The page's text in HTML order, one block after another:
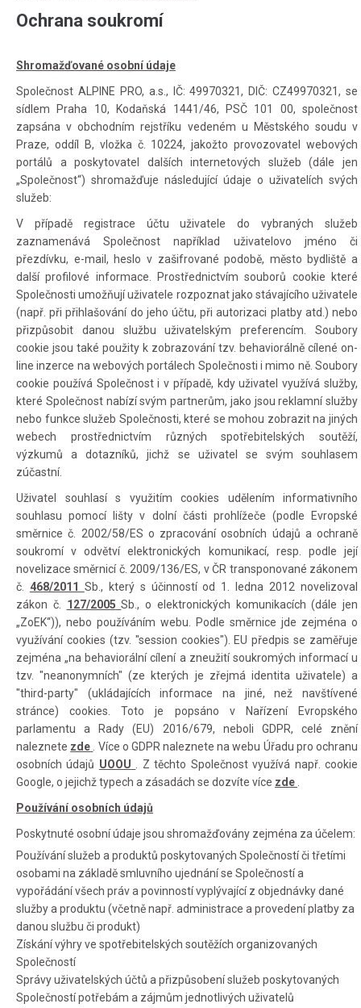
Ochrana soukromí
Shromažďované osobní údaje
Společnost ALPINE PRO, a.s., IČ: 49970321, DIČ: CZ49970321, se
sídlem Praha 10, Kodaňská 1441/46, PSČ 101 00, společnost
zapsána v obchodním rejstříku vedeném u Městského soudu v
Praze, oddíl B, vložka č. 10224, jakožto provozovatel webových
portálů a poskytovatel dalších internetových služeb (dále jen
„Společnost“) shromažďuje následující údaje o uživatelích svých
služeb:
V případě registrace účtu uživatele do vybraných služeb
zaznamenává Společnost například uživatelovo jméno či
přezdívku, e-mail, heslo v zašifrované podobě, město bydliště a
další profilové informace. Prostřednictvím souborů cookie které
Společnosti umožňují uživatele rozpoznat jako stávajícího uživatele
(např. při přihlašování do jeho účtu, při autorizaci platby atd.) nebo
přizpůsobit danou službu uživatelským preferencím. Soubory
cookie jsou také použity k zobrazování tzv. behaviorálně cílené on-
line inzerce na webových portálech Společnosti i mimo ně. Soubory
cookie používá Společnost i v případě, kdy uživatel využívá služby,
které Společnost nabízí svým partnerům, jako jsou reklamní služby
nebo funkce služeb Společnosti, které se mohou zobrazit na jiných
webech prostřednictvím různých spotřebitelských soutěží,
výzkumů a dotazníků, jichž se uživatel se svým souhlasem
zúčastní.
Uživatel souhlasí s využitím cookies udělením informativního
souhlasu pomocí lišty v dolní části prohlížeče (podle Evropské
směrnice č. 2002/58/ES o zpracování osobních údajů a ochraně
soukromí v odvětví elektronických komunikací, resp. podle její
novelizace směrnicí č. 2009/136/ES, v ČR transponované zákonem
č. 468/2011
Sb., který s účinností od 1. ledna 2012 novelizoval
zákon č. 127/2005 Sb., o elektronických komunikacích (dále jen
„ZoEK“)), nebo používáním webu. Podle směrnice jde zejména o
využívání cookies (tzv. "session cookies"). EU předpis se zaměřuje
zejména „na behaviorální cílení a zneužití soukromých informací u
tzv. "neanonymních" (ze kterých je zřejmá identita uživatele) a
"third-party" (ukládajících informace na jiné, než navštívené
stránce) cookies. Toto je popsáno v Nařízení Evropského
parlamentu a Rady (EU) 2016/679, neboli GDPR, celé znění
naleznete zde
. Více o GDPR naleznete na webu Úřadu pro ochranu
osobních údajů UOOU
. Z těchto Společnost využívá např. cookie
Google, o jejichž typech a zásadách se dozvíte více zde
Používání osobních údajů
Poskytnuté osobní údaje jsou shromažďovány zejména za účelem:
Používání služeb a produktů poskytovaných Společností či třetími
osobami na základě smluvního ujednání se Společností a
vypořádání všech práv a povinností vyplývající z objednávky dané
služby a produktu (včetně např. administrace a provedení platby za
danou službu či produkt)
Získání výhry ve spotřebitelských soutěžích organizovaných
Společností
Správy uživatelských účtů a přizpůsobení služeb poskytovaných
Společností potřebám a zájmům jednotlivých uživatelů